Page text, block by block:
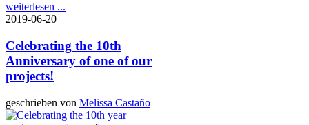
weiterlesen ...
2019-06-20
Celebrating the 10th
Anniversary of one of our
projects!
geschrieben von Melissa Castaño